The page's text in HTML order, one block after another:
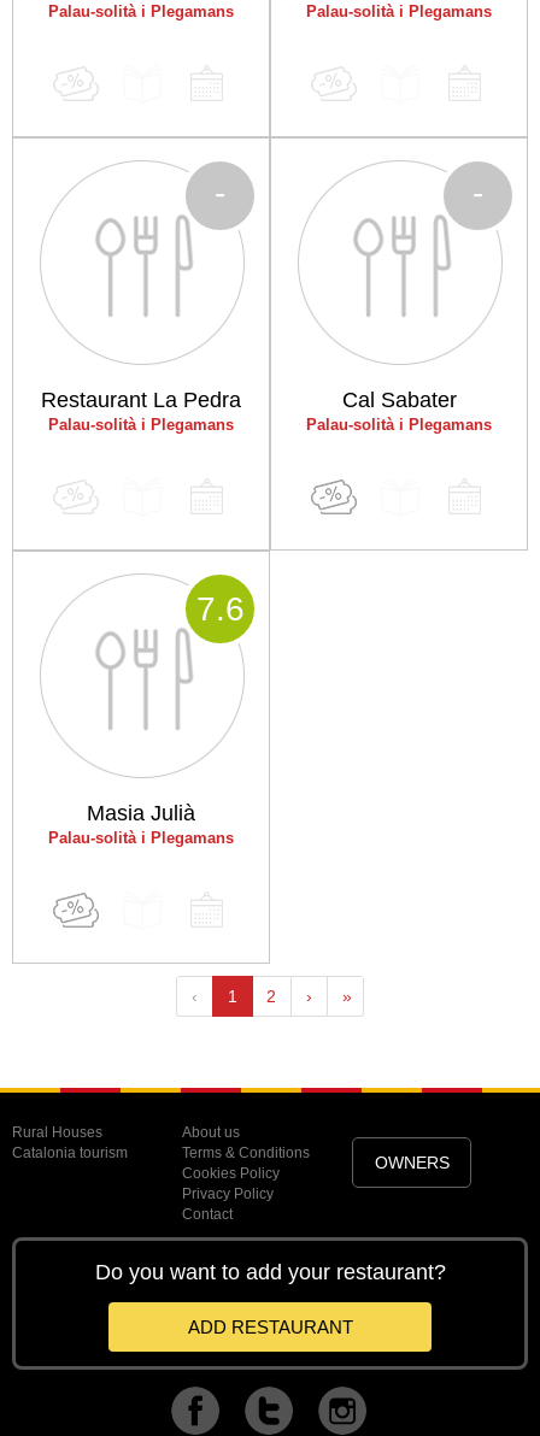
Palau-solità i Plegamans Palau-solità i Plegamans
Restaurant La Pedra
Palau-solità i Plegamans
-
Cal Sabater
Palau-solità i Plegamans
-
Masia Julià
Palau-solità i Plegamans
7.6
‹ 1 2 › »
Rural Houses
Catalonia tourism
About us
Terms & Conditions
Cookies Policy
Privacy Policy
Contact
OWNERS
Do you want to add your restaurant?
ADD RESTAURANT